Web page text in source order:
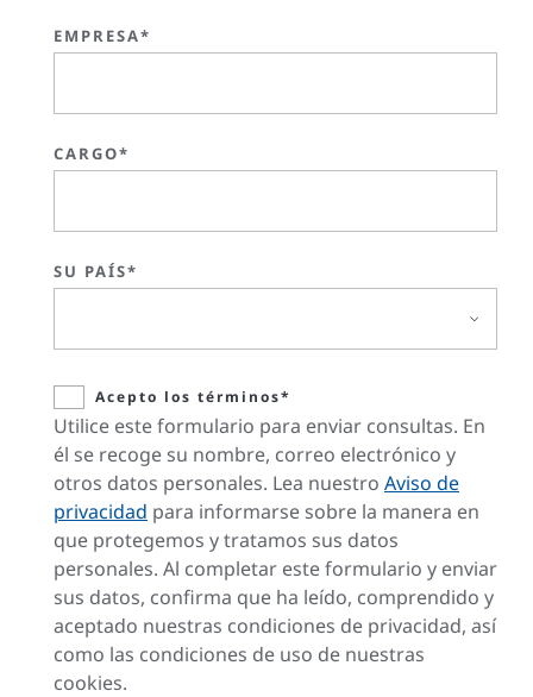
EMPRESA*
CARGO*
SU PAÍS*
Acepto los términos*
Utilice este formulario para enviar consultas. En
él se recoge su nombre, correo electrónico y
otros datos personales. Lea nuestro Aviso de
privacidad para informarse sobre la manera en
que protegemos y tratamos sus datos
personales. Al completar este formulario y enviar
sus datos, confirma que ha leído, comprendido y
aceptado nuestras condiciones de privacidad, así
como las condiciones de uso de nuestras
cookies.